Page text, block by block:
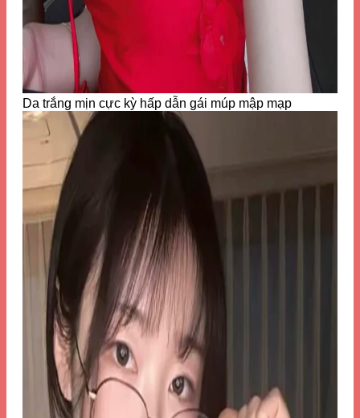
Da trắng mịn cực kỳ hấp dẫn gái múp mập mạp